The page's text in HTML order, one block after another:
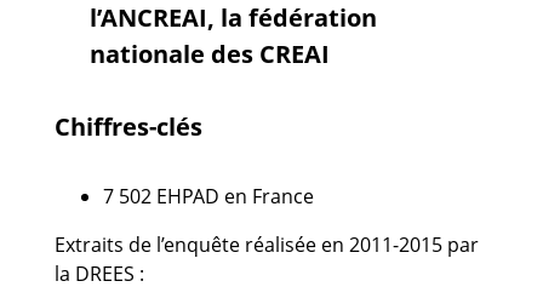
l’ANCREAI, la fédération
nationale des CREAI
Chiffres-clés
7 502 EHPAD en France
Extraits de l’enquête réalisée en 2011-2015 par
la DREES :